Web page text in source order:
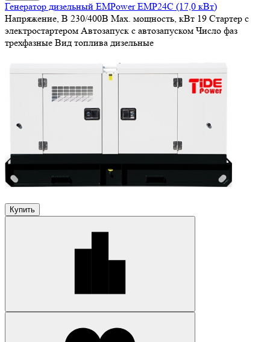
Генератор дизельный EMPower EMP24C (17,0 кВт)
Напряжение, В 230/400В Max. мощность, кВт 19 Стартер с
электростартером Автозапуск с автозапуском Число фаз
трехфазные Вид топлива дизельные
Купить